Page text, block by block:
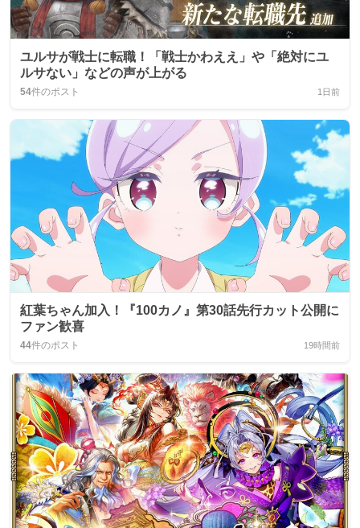
ユルサが戦士に転職！「戦士かわええ」や「絶対にユ
ルサない」などの声が上がる
54件のポスト 1日前
紅葉ちゃん加入！『100カノ』第30話先行カット公開に
ファン歓喜
44件のポスト 19時間前